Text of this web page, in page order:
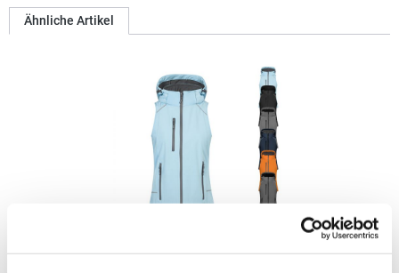
Ähnliche Artikel